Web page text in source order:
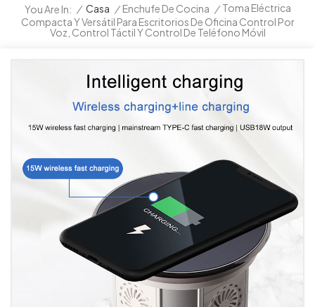
You Are In: / Casa / Enchufe De Cocina / Toma Eléctrica
Compacta Y Versátil Para Escritorios De Oficina Control Por
Voz, Control Táctil Y Control De Teléfono Móvil